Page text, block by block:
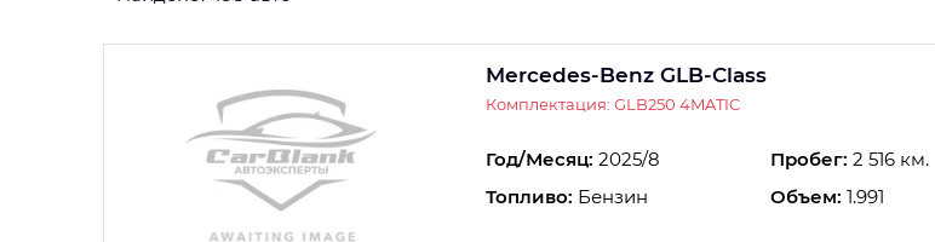
Mercedes-Benz GLB-Class
Комплектация: GLB250 4MATIC
Год/Месяц: 2025/8 Пробег: 2 516 км.
Топливо: Бензин Объем: 1.991